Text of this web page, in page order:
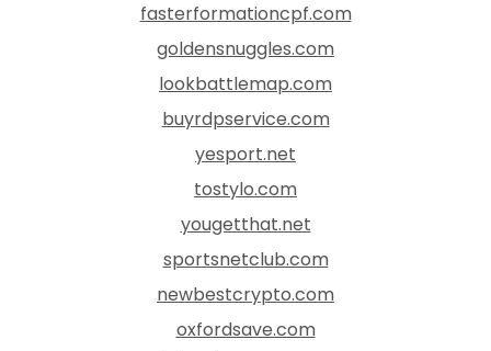
fasterformationcpf.com
goldensnuggles.com
lookbattlemap.com
buyrdpservice.com
yesport.net
tostylo.com
yougetthat.net
sportsnetclub.com
newbestcrypto.com
oxfordsave.com